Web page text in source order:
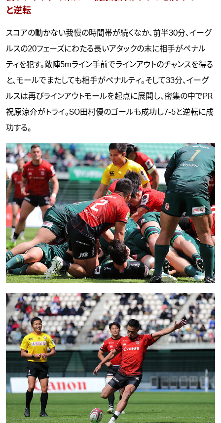
と逆転
スコアの動かない我慢の時間帯が続くなか、前半30分、イーグ
ルスの20フェーズにわたる長いアタックの末に相手がペナル
ティを犯す。敵陣5mライン手前でラインアウトのチャンスを得る
と、モールでまたしても相手がペナルティ。そして33分、イーグ
ルスは再びラインアウトモールを起点に展開し、密集の中でPR
祝原涼介がトライ。SO田村優のゴールも成功し7-5と逆転に成
功する。